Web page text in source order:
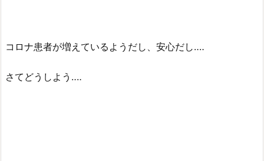
コロナ患者が増えているようだし、安心だし‥‥
さてどうしよう‥‥